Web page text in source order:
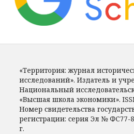
«Территория: журнал
исследований». Издатель и
Национальный
«Высшая школа экономики».
Номер свидетельства
регистрации: серия Эл № ФС77-
г.